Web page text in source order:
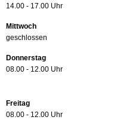
14.00 - 17.00 Uhr
Mittwoch
geschlossen
Donnerstag
08.00 - 12.00 Uhr
Freitag
08.00 - 12.00 Uhr